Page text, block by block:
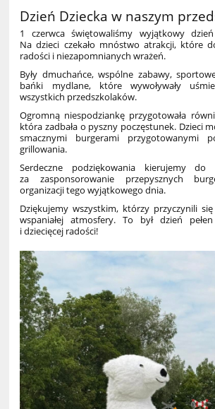
Dzień Dziecka w naszym
1 czerwca świętowaliśmy wyjątkowy
Na dzieci czekało mnóstwo atrakcji, które
radości i niezapomnianych wrażeń.
Były dmuchańce, wspólne zabawy,
bańki mydlane, które wywoływały
wszystkich przedszkolaków.
Ogromną niespodziankę przygotowała
która zadbała o pyszny poczęstunek. Dzieci
smacznymi burgerami przygotowanymi
grillowania.
Serdeczne podziękowania kierujemy do
za zasponsorowanie przepysznych
organizacji tego wyjątkowego dnia.
Dziękujemy wszystkim, którzy przyczynili
wspaniałej atmosfery. To był dzień
i dziecięcej radości!